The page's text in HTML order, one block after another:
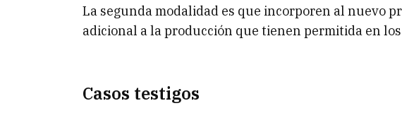
La segunda modalidad es que incorporen al nuevo
adicional a la producción que tienen permitida en
Casos testigos